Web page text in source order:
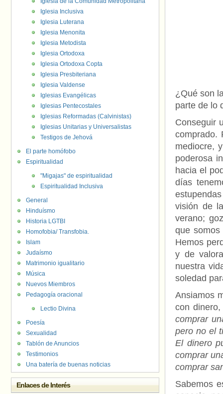
¿Qué son
parte de lo
Conseguir
comprado.
mediocre,
poderosa
hacia el
días
visión de
verano;
que
Hemos
y de
nuestra
soledad
Ansiamos
con
comprar
pero no el
El dinero
comprar
comprar
Sabemos
Iglesia Inclusiva
Iglesia Luterana
Iglesia Menonita
Iglesia Metodista
Iglesia Ortodoxa
Iglesia Ortodoxa Copta
Iglesia Presbiteriana
Iglesia Valdense
Iglesias Evangélicas
Iglesias Pentecostales
Iglesias Reformadas (Calvinistas)
Iglesias Unitarias y Universalistas
Testigos de Jehová
El parte homófobo
Espiritualidad
"Migajas" de espiritualidad
Espiritualidad Inclusiva
General
Hinduísmo
Historia LGTBI
Homofobia/ Transfobia.
Islam
Judaísmo
Matrimonio igualitario
Música
Nuevos Miembros
Pedagogía oracional
Lectio Divina
Poesía
Sexualidad
Tablón de Anuncios
Testimonios
Una batería de buenas noticias
Enlaces de Interés